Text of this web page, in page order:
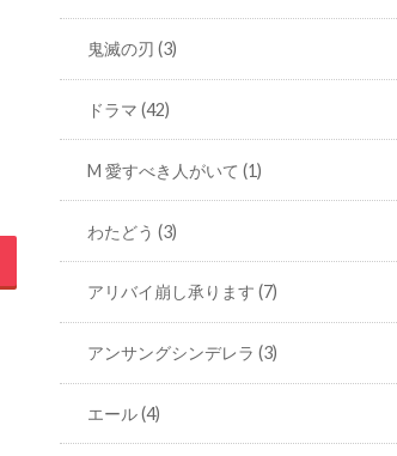
鬼滅の刃(3)
ドラマ(42)
M 愛すべき人がいて(1)
わたどう(3)
アリバイ崩し承ります(7)
アンサングシンデレラ(3)
エール(4)